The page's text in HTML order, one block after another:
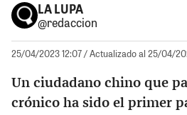
LA LUPA
@redaccion
25/04/2023 12:07/ Actualizado al 25/04/
Un ciudadano chino que
crónico ha sido el primer